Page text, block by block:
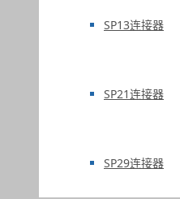
SP13连接器
SP21连接器
SP29连接器